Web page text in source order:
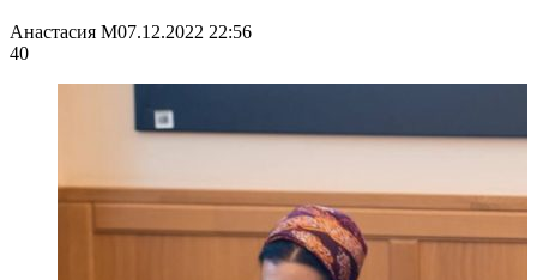
Анастасия М07.12.2022 22:56
40